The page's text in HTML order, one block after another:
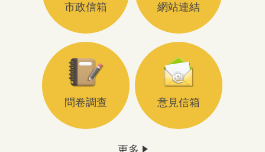
市政信箱 網站連結
問卷調查 意見信箱
更多